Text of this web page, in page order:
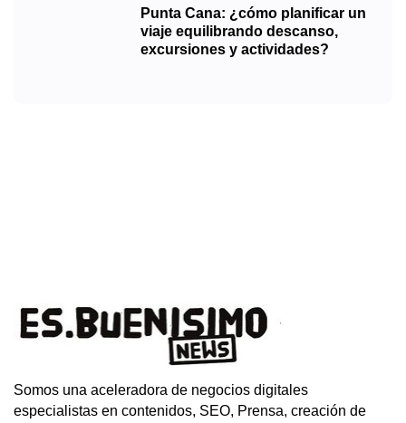
Punta Cana: ¿cómo planificar un
viaje equilibrando descanso,
excursiones y actividades?
Somos una aceleradora de negocios digitales
especialistas en contenidos, SEO, Prensa, creación de